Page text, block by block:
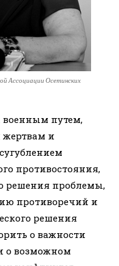
Ассоциации Осетинских
военным путем,
и
противостояния,
решения проблемы,
противоречий и
решения
о важности
о возможном